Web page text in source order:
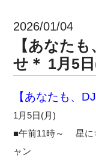
2026/01/04
【あなた
せ＊ 1月5
【あなたも、
1月5日(月)
■午前11時～ 星に
ャン